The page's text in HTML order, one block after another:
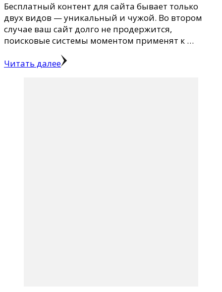
Бесплатный контент для сайта бывает только
двух видов — уникальный и чужой. Во втором
случае ваш сайт долго не продержится,
поисковые системы моментом применят к …
Читать далее